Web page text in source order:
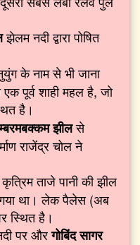
झेलम नदी द्वारा पोषित
के नाम से भी जाना
एक पूर्व शाही महल है, जो
है।
झीलसे
राजेंद्र चोल ने
ताजे पानी की झील
गया था। लेक पैलेस (अब
स्थित है।
पर औरगोबिंद सागर